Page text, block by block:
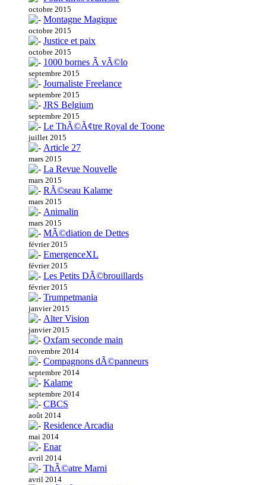
octobre 2015
Montagne Magique
octobre 2015
Justice et paix
octobre 2015
1000 bornes Ã vÃ©lo
septembre 2015
Journaliste Freelance
septembre 2015
JRS Belgium
septembre 2015
Le ThÃ©Ã¢tre Royal de Toone
juillet 2015
Article 27
mars 2015
La Revue Nouvelle
mars 2015
RÃ©seau Kalame
mars 2015
Animalin
mars 2015
MÃ©diation de Dettes
février 2015
EmergenceXL
février 2015
Les Petits DÃ©brouillards
février 2015
Trumpetmania
janvier 2015
Alter Vision
janvier 2015
Oxfam seconde main
novembre 2014
Compagnons dÃ©panneurs
septembre 2014
Kalame
septembre 2014
CBCS
août 2014
Residence Arcadia
mai 2014
Enar
avril 2014
ThÃ©atre Marni
avril 2014